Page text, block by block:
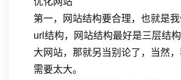
第一，网站结构要合理，也就是
url结构，网站结构最好是三层结
大网站，那就另当别论了，当然
需要太大。